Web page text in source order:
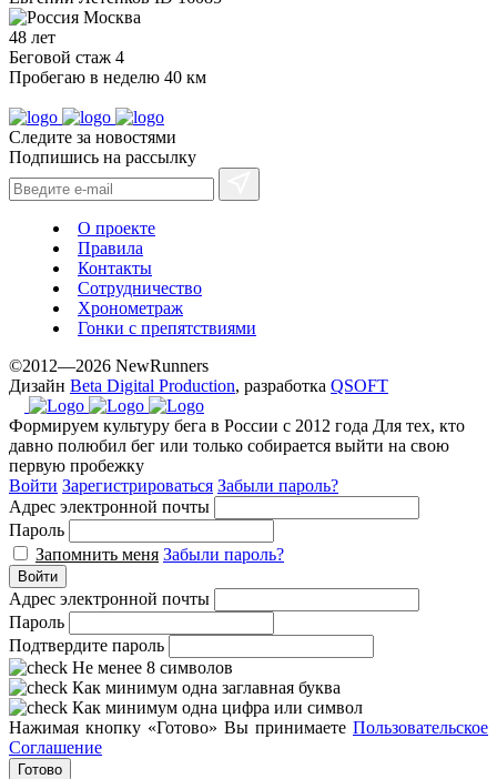
Москва
48 лет
Беговой стаж 4
Пробегаю в неделю 40 км
Следите за новостями
Подпишись на рассылку
О проекте
Правила
Контакты
Сотрудничество
Хронометраж
Гонки с препятствиями
©2012—2026 NewRunners
Дизайн Beta Digital Production, разработка QSOFT
Формируем культуру бега в России с 2012 года Для тех, кто
давно полюбил бег или только собирается выйти на свою
первую пробежку
Войти Зарегистрироваться Забыли пароль?
Адрес электронной почты
Пароль
Запомнить меня Забыли пароль?
Войти
Адрес электронной почты
Пароль
Подтвердите пароль
Не менее 8 символов
Как минимум одна заглавная буква
Как минимум одна цифра или символ
Нажимая кнопку «Готово» Вы принимаете Пользовательское
Соглашение
Готово